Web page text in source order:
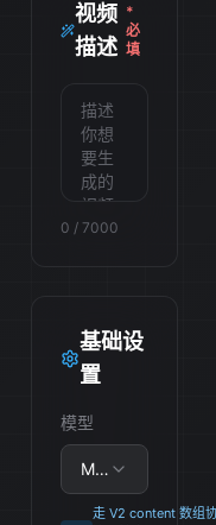
视频
描述
*
必
填
0 / 7000
基础设
置
模型
MiniMax-H3
走 V2 content 数组